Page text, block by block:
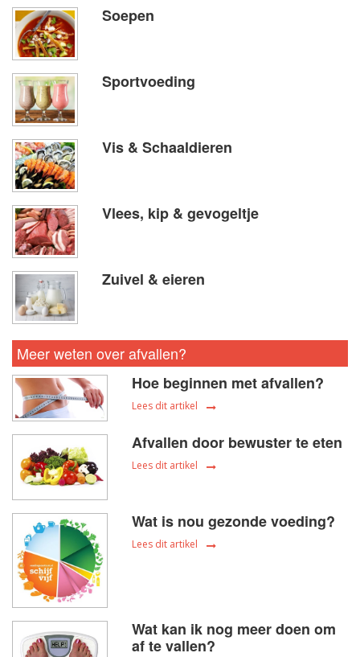
Soepen
Sportvoeding
Vis & Schaaldieren
Vlees, kip & gevogeltje
Zuivel & eieren
Meer weten over afvallen?
Hoe beginnen met afvallen?
Lees dit artikel
Afvallen door bewuster te eten
Lees dit artikel
Wat is nou gezonde voeding?
Lees dit artikel
Wat kan ik nog meer doen om
af te vallen?